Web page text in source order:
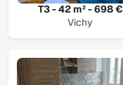
T3 - 42 m² - 698 €
Vichy